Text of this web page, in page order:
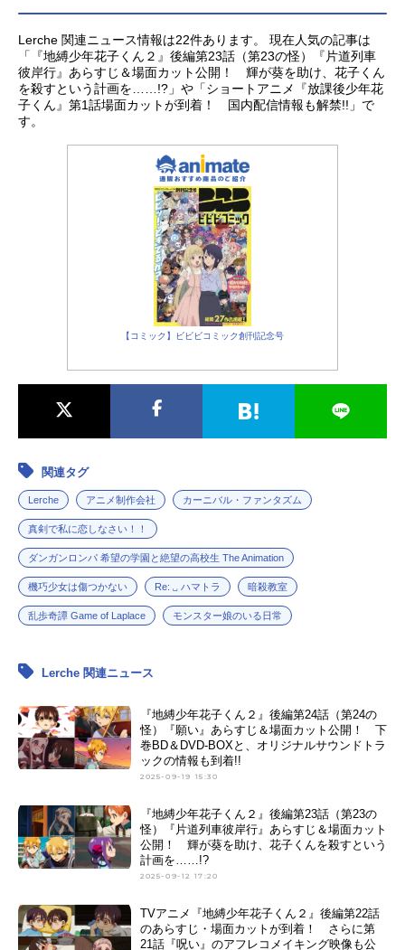
Lerche 関連ニュース情報は22件あります。 現在人気の記事は
「『地縛少年花子くん２』後編第23話（第23の怪）『片道列車
彼岸行』あらすじ＆場面カット公開！ 輝が葵を助け、花子くん
を殺すという計画を……!?」や「ショートアニメ『放課後少年花
子くん』第1話場面カットが到着！ 国内配信情報も解禁!!」で
す。
【コミック】ビビビコミック創刊記念号
関連タグ
Lerche アニメ制作会社 カーニバル・ファンタズム
真剣で私に恋しなさい！！
ダンガンロンパ 希望の学園と絶望の高校生 The Animation
機巧少女は傷つかない Re: ␣ ハマトラ 暗殺教室
乱歩奇譚 Game of Laplace モンスター娘のいる日常
Lerche 関連ニュース
『地縛少年花子くん２』後編第24話（第24の
怪）『願い』あらすじ＆場面カット公開！ 下
巻BD＆DVD-BOXと、オリジナルサウンドトラ
ックの情報も到着!!
2025-09-19 15:30
『地縛少年花子くん２』後編第23話（第23の
怪）『片道列車彼岸行』あらすじ＆場面カット
公開！ 輝が葵を助け、花子くんを殺すという
計画を……!?
2025-09-12 17:20
TVアニメ『地縛少年花子くん２』後編第22話
のあらすじ・場面カットが到着！ さらに第
21話『呪い』のアフレコメイキング映像も公